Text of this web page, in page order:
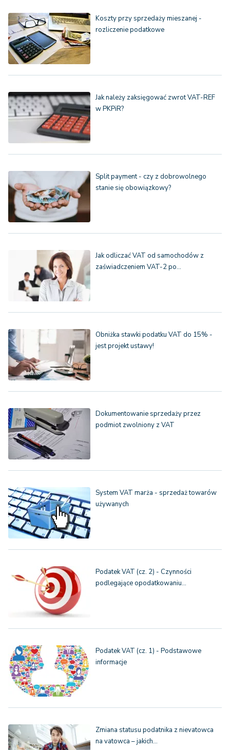
Koszty przy sprzedaży mieszanej -
rozliczenie podatkowe
Jak należy zaksięgować zwrot VAT-REF
w PKPiR?
Split payment - czy z dobrowolnego
stanie się obowiązkowy?
Jak odliczać VAT od samochodów z
zaświadczeniem VAT-2 po…
Obniżka stawki podatku VAT do 15% -
jest projekt ustawy!
Dokumentowanie sprzedaży przez
podmiot zwolniony z VAT
System VAT marża - sprzedaż towarów
używanych
Podatek VAT (cz. 2) - Czynności
podlegające opodatkowaniu…
Podatek VAT (cz. 1) - Podstawowe
informacje
Zmiana statusu podatnika z nievatowca
na vatowca – jakich…